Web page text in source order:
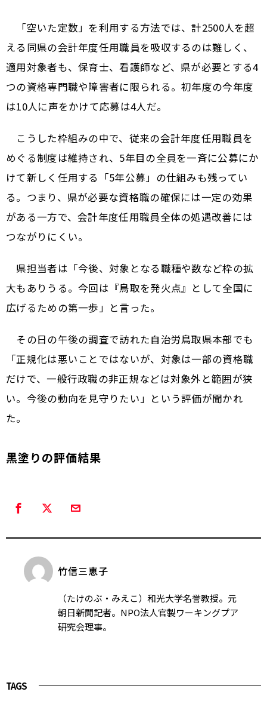
「空いた定数」を利用する方法では、計2500人を超
える同県の会計年度任用職員を吸収するのは難しく、
適用対象者も、保育士、看護師など、県が必要とする4
つの資格専門職や障害者に限られる。初年度の今年度
は10人に声をかけて応募は4人だ。
こうした枠組みの中で、従来の会計年度任用職員を
めぐる制度は維持され、5年目の全員を一斉に公募にか
けて新しく任用する「5年公募」の仕組みも残ってい
る。つまり、県が必要な資格職の確保には一定の効果
がある一方で、会計年度任用職員全体の処遇改善には
つながりにくい。
県担当者は「今後、対象となる職種や数など枠の拡
大もありうる。今回は『鳥取を発火点』として全国に
広げるための第一歩」と言った。
その日の午後の調査で訪れた自治労鳥取県本部でも
「正規化は悪いことではないが、対象は一部の資格職
だけで、一般行政職の非正規などは対象外と範囲が狭
い。今後の動向を見守りたい」という評価が聞かれ
た。
黒塗りの評価結果
竹信三恵子
（たけのぶ・みえこ）和光大学名誉教授。元
朝日新聞記者。NPO法人官製ワーキングプア
研究会理事。
TAGS